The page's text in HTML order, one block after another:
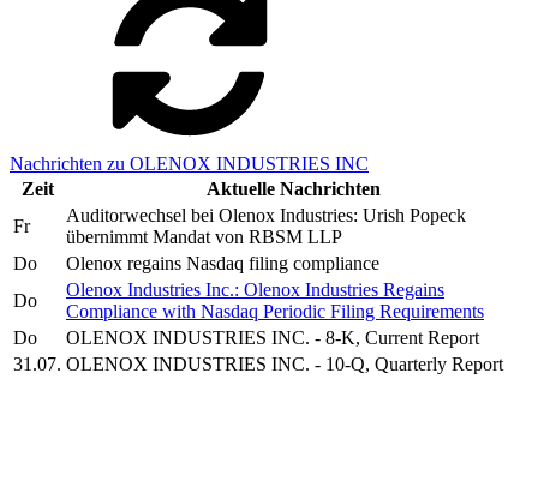
Nachrichten zu OLENOX INDUSTRIES INC
Zeit
Aktuelle Nachrichten
Fr
Auditorwechsel bei Olenox Industries: Urish Popeck
übernimmt Mandat von RBSM LLP
Do
Olenox regains Nasdaq filing compliance
Do
Olenox Industries Inc.: Olenox Industries Regains
Compliance with Nasdaq Periodic Filing Requirements
Do
OLENOX INDUSTRIES INC. - 8-K, Current Report
31.07. OLENOX INDUSTRIES INC. - 10-Q, Quarterly Report